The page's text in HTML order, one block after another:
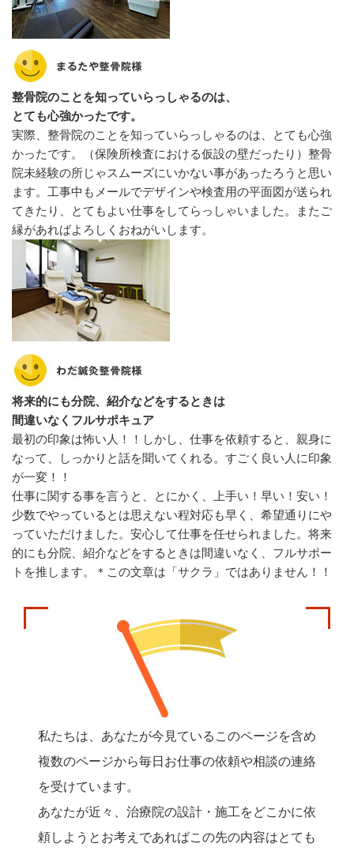
整骨院のことを知っていらっしゃるのは、
とても心強かったです。
実際、整骨院のことを知っていらっしゃるのは、とても心強
かったです。（保険所検査における仮設の壁だったり）整骨
院未経験の所じゃスムーズにいかない事があったろうと思い
ます。工事中もメールでデザインや検査用の平面図が送られ
てきたり、とてもよい仕事をしてらっしゃいました。またご
縁があればよろしくおねがいします。
将来的にも分院、紹介などをするときは
間違いなくフルサポキュア
最初の印象は怖い人！！しかし、仕事を依頼すると、親身に
なって、しっかりと話を聞いてくれる。すごく良い人に印象
が一変！！
仕事に関する事を言うと、とにかく、上手い！早い！安い！
少数でやっているとは思えない程対応も早く、希望通りにや
っていただけました。安心して仕事を任せられました。将来
的にも分院、紹介などをするときは間違いなく、フルサポー
トを推します。＊この文章は「サクラ」ではありません！！
私たちは、あなたが今見ているこのページを含め
複数のページから毎日お仕事の依頼や相談の連絡
を受けています。
あなたが近々、治療院の設計・施工をどこかに依
頼しようとお考えであればこの先の内容はとても